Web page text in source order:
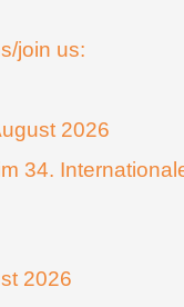
join us:
2026
34.
2026